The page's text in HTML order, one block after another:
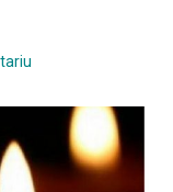
alcoolică
chiar
de